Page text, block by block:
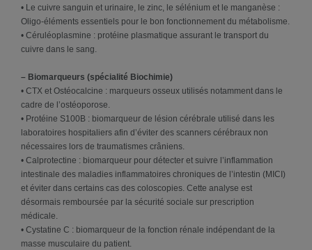
• Le cuivre sanguin et urinaire, le zinc, le sélénium et le manganèse :
Oligo-éléments essentiels pour le bon fonctionnement du métabolisme.
• Céruléoplasmine : protéine plasmatique assurant le transport du
cuivre dans le sang.
– Biomarqueurs (spécialité Biochimie)
• CTX et Ostéocalcine : marqueurs osseux utilisés notamment dans le
cadre de l’ostéoporose.
• Protéine S100B : biomarqueur de lésion cérébrale utilisé dans les
laboratoires hospitaliers afin d’éviter des scanners cérébraux non
nécessaires lors de traumatismes crâniens.
• Calprotectine : biomarqueur pour détecter et suivre l’inflammation
intestinale des maladies inflammatoires chroniques de l’intestin (MICI)
et éviter dans certains cas des coloscopies. Cette analyse est
désormais remboursée par la sécurité sociale sur prescription
médicale.
• Cystatine C : biomarqueur de la fonction rénale indépendant de la
masse musculaire du patient.